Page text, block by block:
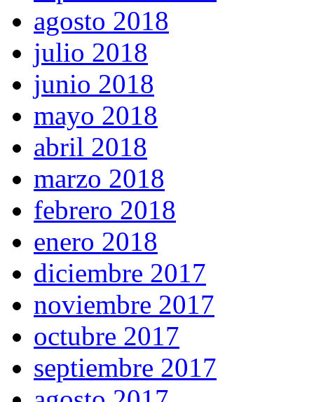
agosto 2018
julio 2018
junio 2018
mayo 2018
abril 2018
marzo 2018
febrero 2018
enero 2018
diciembre 2017
noviembre 2017
octubre 2017
septiembre 2017